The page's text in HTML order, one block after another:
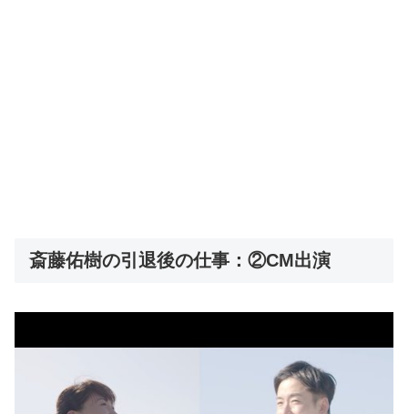
斎藤佑樹の引退後の仕事：②CM出演